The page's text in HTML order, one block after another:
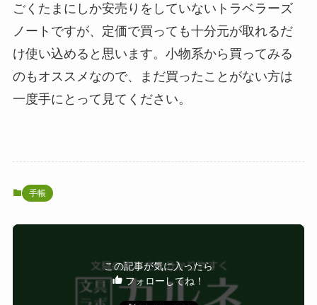
ごくたまにしか安売りをしていないトラベラーズ
ノートですが、定価で買っても十分元が取れるだ
け使い込めると思います。小物系から買ってみる
のもオススメなので、まだ買ったことがない方は
一度手にとって見てください。
手帳
この記事が気に入ったら
フォローしてね！